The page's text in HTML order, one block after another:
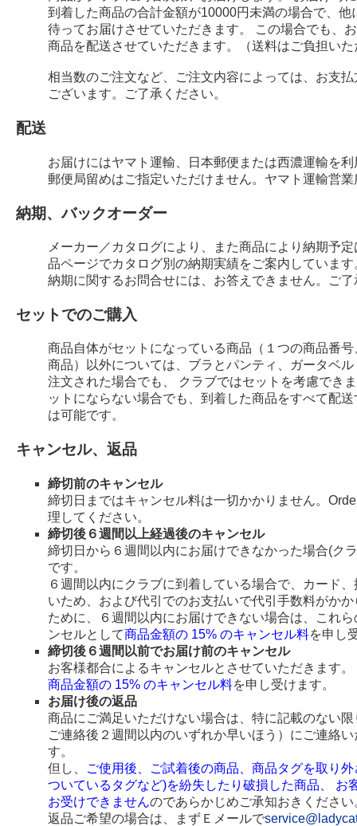
到着した商品の合計金額が10000円未満の場合で、
待ってお届けさせていただきます。 この場合でも、
商品を配送させていただきます。（送料はご負担い
相当数のご注文など、ご注文内容によっては、お支
ございます。ご了承ください。
配送
お届けにはヤマト運輸、日本郵便または西濃運輸を
郵便局留めはご指定いただけません。ヤマト運輸営
納期、バックオーダー
メーカー／カタログにより、また商品により納期予
品ページでカタログ別の納期実績をご案内しています
納期に関するお問合せには、お答えできません。ご
セットでのご購入
商品自体がセットになっている商品（１つの商品番
商品）以外については、ブラとパンティ、ガータベ
注文された場合でも、 クラブではセットを考慮でき
ットにならない場合でも、到着した商品をすべて配
は可能です。
キャンセル、返品
締切前のキャンセル
締切日まではキャンセル料は一切かかりません。
理してください。
締切後６週間以上経過後のキャンセル
締切日から６週間以内にお届けできなかった場合(ク
です。
６週間以内にクラブに到着している場合で、カード
いため、および代引でのお支払いで代引手数料がか
ために、６週間以内にお届けできない場合は、これ
ンセルとして商品金額の 15% のキャンセル料を申し
締切後６週間以前でお届け前のキャンセル
お客様都合によるキャンセルとさせていただきます。
商品金額の 15% のキャンセル料を申し受けます。
お届け後の返品
商品にご満足いただけない場合は、特に記載のない
ご連絡後２週間以内のいずれか早いほう）にご連絡
す。
但し、
ご使用後、ご試着後の商品、商品タグを取り
ついているタグなど)を紛失したり破損した商品、
お受けできませんのであらかじめご承知おきください
返品ご希望の場合は、まずＥメールで